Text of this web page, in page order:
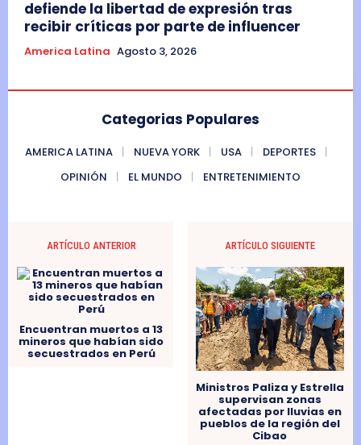
defiende la libertad de expresión tras
recibir críticas por parte de influencer
America Latina Agosto 3, 2026
Categorias Populares
AMERICA LATINA NUEVA YORK USA
DEPORTES
OPINIÓN
EL MUNDO ENTRETENIMIENTO
ARTÍCULO ANTERIOR
Encuentran muertos a 13
mineros que habían sido
secuestrados en Perú
ARTÍCULO SIGUIENTE
Ministros Paliza y Estrella
supervisan zonas
afectadas por lluvias en
pueblos de la región del
Cibao